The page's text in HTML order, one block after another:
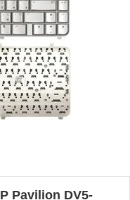
Pavilion DV5-